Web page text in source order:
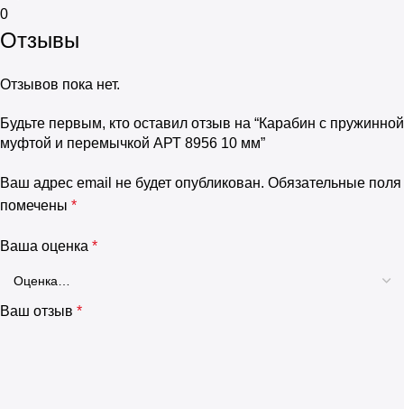
0
Отзывы
Отзывов пока нет.
Будьте первым, кто оставил отзыв на “Карабин с пружинной
муфтой и перемычкой АРТ 8956 10 мм”
Ваш адрес email не будет опубликован. Обязательные поля
помечены *
Ваша оценка *
Ваш отзыв *